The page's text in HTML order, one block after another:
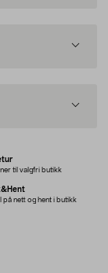
til valgfri butikk
på nett og hent i butikk